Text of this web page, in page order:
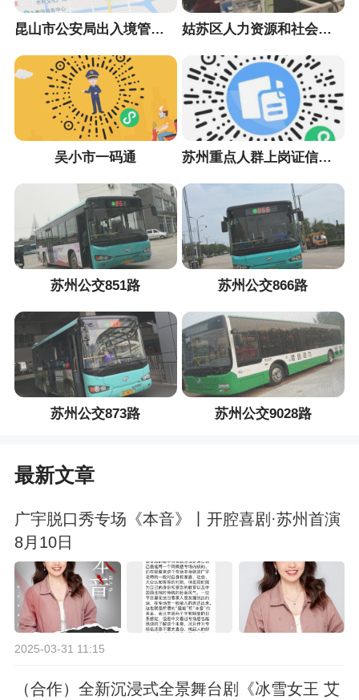
昆山市公安局出入境管理大队 姑苏区人力资源和社会保障局
吴小市一码通 苏州重点人群上岗证信息采集小程序
苏州公交851路 苏州公交866路
苏州公交873路 苏州公交9028路
最新文章
广宇脱口秀专场《本音》丨开腔喜剧·苏州首演
8月10日
2025-03-31 11:15
（合作）全新沉浸式全景舞台剧《冰雪女王 艾